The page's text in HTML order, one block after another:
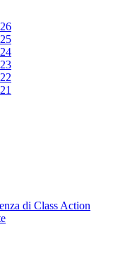
di Class Action